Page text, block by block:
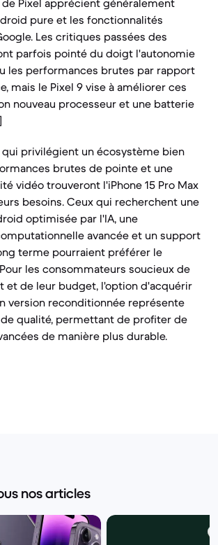
Pixel apprécient généralement
pure et les fonctionnalités
Les critiques passées des
parfois pointé du doigt l'autonomie
les performances brutes par rapport
mais le Pixel 9 vise à améliorer ces
nouveau processeur et une batterie
privilégient un écosystème bien
brutes de pointe et une
vidéo trouveront l'iPhone 15 Pro Max
besoins. Ceux qui recherchent une
optimisée par l'IA, une
avancée et un support
terme pourraient préférer le
les consommateurs soucieux de
et de leur budget, l'option d'acquérir
version reconditionnée représente
qualité, permettant de profiter de
de manière plus durable.
nos articles